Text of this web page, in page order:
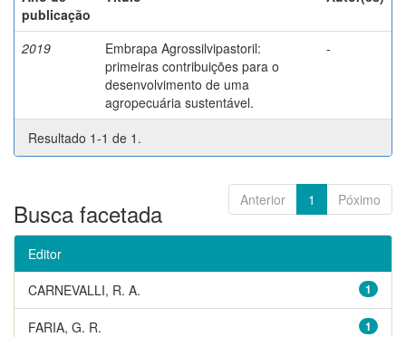
publicação
2019
Embrapa Agrossilvipastoril:
primeiras contribuições para o
desenvolvimento de uma
agropecuária sustentável.
-
Resultado 1-1 de 1.
Anterior 1 Póximo
Busca facetada
Editor
1
CARNEVALLI, R. A.
1
FARIA, G. R.